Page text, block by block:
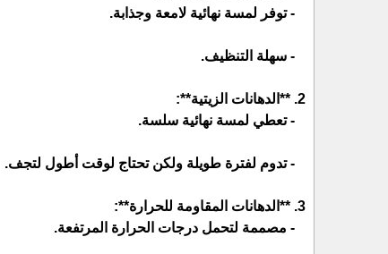
- توفر لمسة نهائية لامعة وجذابة.
- سهلة التنظيف.
2. **الدهانات الزيتية**:
- تعطي لمسة نهائية سلسة.
- تدوم لفترة طويلة ولكن تحتاج لوقت أطول لتجف.
3. **الدهانات المقاومة للحرارة**:
- مصممة لتحمل درجات الحرارة المرتفعة.